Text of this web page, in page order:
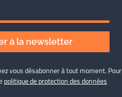
à la newsletter
vous désabonner à tout moment. Pour
politique de protection des données